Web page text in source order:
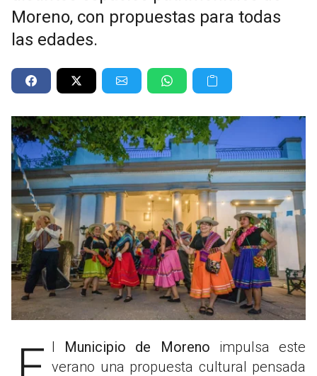
Moreno, con propuestas para todas
las edades.
El Municipio de Moreno impulsa este
verano una propuesta cultural pensada